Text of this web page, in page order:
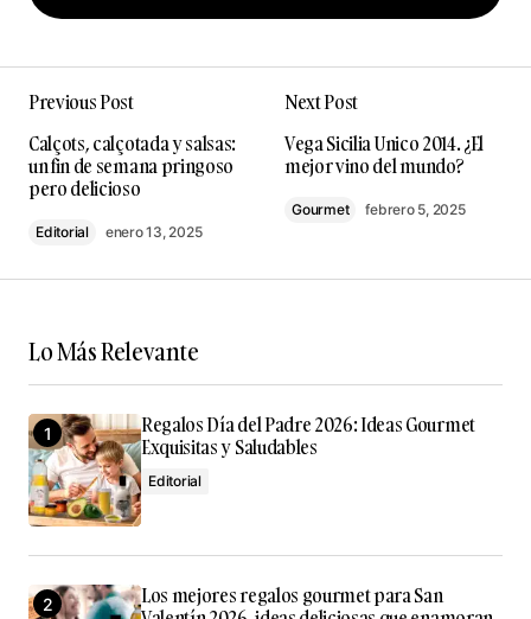
Add a comment
publicada. Los campos obligatorios están
marcados con*
Comment*
Your Name*
Your E-mail*
Guarda mi nombre, correo electrónico y web en este
Submit Comment
Previous Post
Calçots, calçotada y salsas:
un fin de semana pringoso
pero delicioso
Editorial enero 13, 2025
Next Post
Vega Sicilia Unico 2014. ¿El
mejor vino del mundo?
Gourmet febrero 5, 2025
Lo Más Relevante
Regalos Día del Padre 2026: Ideas Gourmet
Exquisitas y Saludables
Editorial
Los mejores regalos gourmet para San